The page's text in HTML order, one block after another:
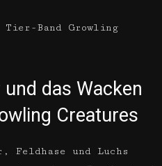
Tier-Band Growling
das Wacken
Creatures
Feldhase und Luchs